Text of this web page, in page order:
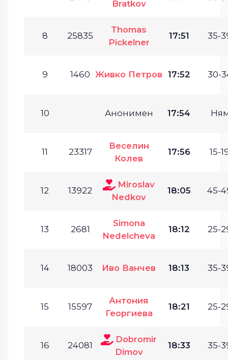
Bratkov
8 25835
Thomas
Pickelner
17:51 35-
9 1460 Живко Петров 17:52 30-
10 Анонимен 17:54
11 23317
Веселин
Колев
17:56 15-
12 13922
Miroslav
Nedkov
18:05 45-
13 2681
Simona
Nedelcheva
18:12 25-
14 18003 Иво Ванчев 18:13 35-
15 15597
Антония
Георгиева
18:21 25-
16 24081
Dobromir
Dimov
18:33 35-